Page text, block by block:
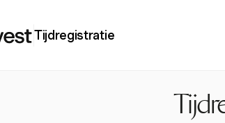
Tijdregistratie